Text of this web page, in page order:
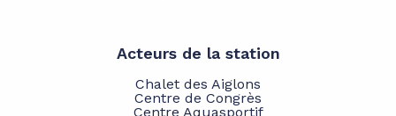
Acteurs de la station
Chalet des Aiglons
Centre de Congrès
Centre Aquasportif